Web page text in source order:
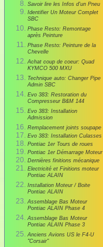
Savoir lire les Infos d'un Pneu
Identifier Un Moteur Complet
SBC
Phase Resto: Remontage
après Peinture
Phase Resto: Peinture de la
Chevelle
Achat coup de coeur: Quad
KYMCO 500 MXU
Technique auto: Changer Pipe
Admin SBC
Evo 383: Restoration du
Compresseur B&M 144
Evo 383: Installation
Admission
Remplacement joints soupape
Evo 383: Installation Culasses
Pontiac 1er Tours de roues
Pontiac 1er Démarrage Moteur
Dernières finitions mécanique
Electricité et Finitions moteur
Pontiac ALAIN
Installation Moteur / Boite
Pontiac ALAIN
Assemblage Bas Moteur
Pontiac ALAIN Phase 4
Assemblage Bas Moteur
Pontiac ALAIN Phase 3
Anciens Avions US le F4-U
"Corsair"